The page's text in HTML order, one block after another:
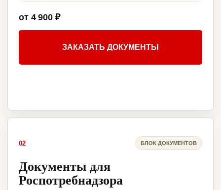
от 4 900 ₽
ЗАКАЗАТЬ ДОКУМЕНТЫ
02 БЛОК ДОКУМЕНТОВ
Документы для
Роспотребнадзора